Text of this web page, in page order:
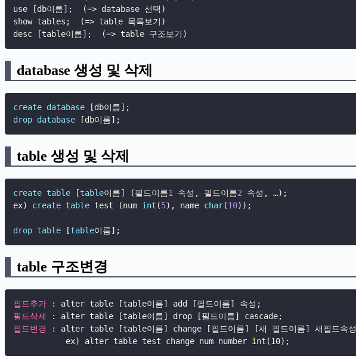
use
[db이름] ; (=> database 선택 )
show tables ; (=> table 목록보기 )
desc
[table이름] ; (=> table 구조보기 )
database 생성 및 삭제
create database [db이름] ;
drop database [db이름] ;
table 생성 및 삭제
create table [table이름] (필드이름1 속성 , 필드이름2 속성 , …) ;
ex) create table test (num int (5) , name char(10) ) ;
drop table [table이름] ;
table 구조변경
필드추가 : alter table [table이름] add [필드이름] 속성 ;
필드삭제
: alter table [table이름] drop [필드이름] cascade;
필드변경
: alter table [table이름] change [필드이름] [새 필드이름] 새필드속성
           ex
) alter table test change num number int (10) ;